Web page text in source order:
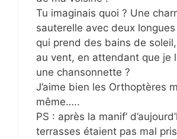
Tu imaginais quoi ? Une
sauterelle avec deux
qui prend des bains de
au vent, en attendant que je
une chansonnette ?
J’aime bien les Orthoptères
même…..
PS : après la manif’
terrasses étaient pas mal